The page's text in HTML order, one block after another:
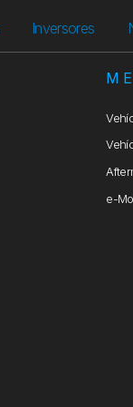
Inversores
e-